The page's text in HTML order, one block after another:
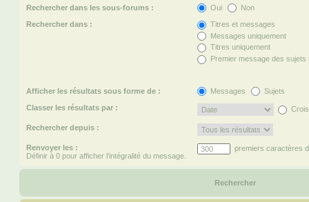
Rechercher dans les sous-forums : Oui Non
Rechercher dans :
Titres et messages
Messages uniquement
Titres uniquement
Premier message des sujets
Afficher les résultats sous forme de : Messages Sujets
Classer les résultats par :
Rechercher depuis :
Renvoyer les :
Définir à 0 pour afficher l’intégralité du message.
premiers caractères